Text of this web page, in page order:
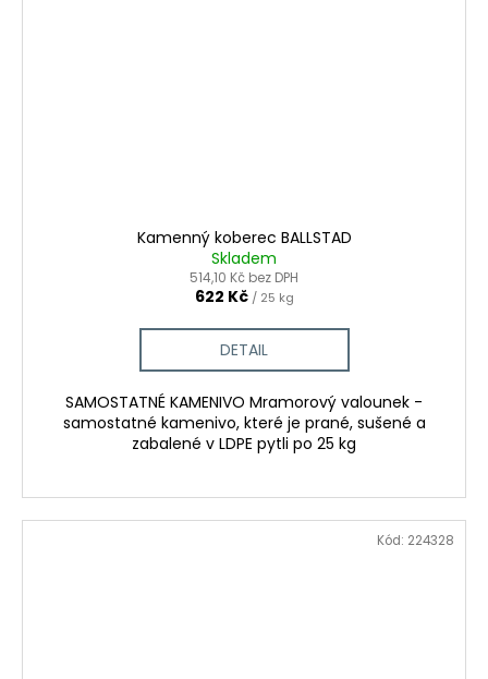
Kamenný koberec BALLSTAD
Skladem
514,10 Kč bez DPH
622 Kč / 25 kg
DETAIL
SAMOSTATNÉ KAMENIVO Mramorový valounek -
samostatné kamenivo, které je prané, sušené a
zabalené v LDPE pytli po 25 kg
Kód: 224328